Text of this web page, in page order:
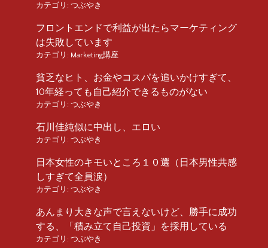
カテゴリ: つぶやき
フロントエンドで利益が出たらマーケティング
は失敗しています
カテゴリ: Marketing講座
貧乏なヒト、お金やコスパを追いかけすぎて、
10年経っても自己紹介できるものがない
カテゴリ: つぶやき
石川佳純似に中出し、エロい
カテゴリ: つぶやき
日本女性のキモいところ１０選（日本男性共感
しすぎて全員涙）
カテゴリ: つぶやき
あんまり大きな声で言えないけど、勝手に成功
する、「積み立て自己投資」を採用している
カテゴリ: つぶやき